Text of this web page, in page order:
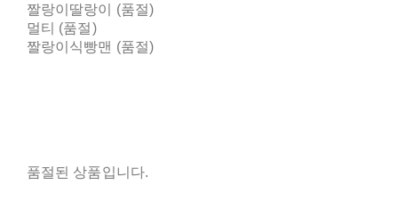
짤랑이딸랑이 (품절)
멀티 (품절)
짤랑이식빵맨 (품절)
품절된 상품입니다.